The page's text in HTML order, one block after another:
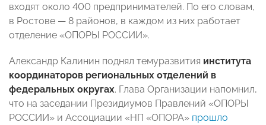
входят около 400 предпринимателей. По его словам,
в Ростове — 8 районов, в каждом из них работает
отделение «ОПОРЫ РОССИИ».
Александр Калинин поднял темуразвития института
координаторов региональных отделений в
федеральных округах. Глава Организации напомнил,
что на заседании Президиумов Правлений «ОПОРЫ
РОССИИ» и Ассоциации «НП «ОПОРА» прошло